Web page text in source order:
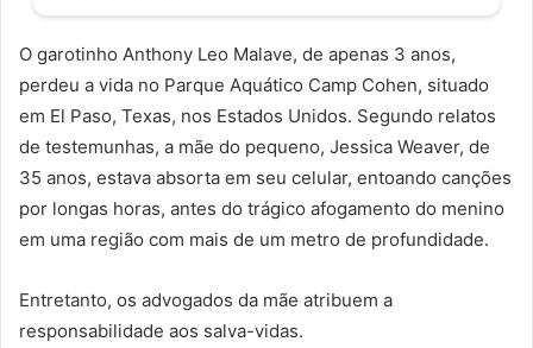
O garotinho Anthony Leo Malave, de apenas 3 anos,
perdeu a vida no Parque Aquático Camp Cohen, situado
em El Paso, Texas, nos Estados Unidos. Segundo relatos
de testemunhas, a mãe do pequeno, Jessica Weaver, de
35 anos, estava absorta em seu celular, entoando canções
por longas horas, antes do trágico afogamento do menino
em uma região com mais de um metro de profundidade.
Entretanto, os advogados da mãe atribuem a
responsabilidade aos salva-vidas.